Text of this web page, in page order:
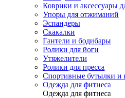
Коврики и аксессуары
Упоры для отжиманий
Эспандеры
Скакалки
Гантели и бодибары
Ролики для йоги
Утяжелители
Ролики для пресса
Спортивные бутылки и
Одежда для фитнеса
Одежда для фитнеса